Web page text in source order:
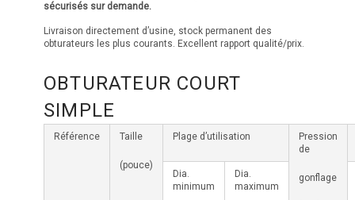
sécurisés sur demande.
Livraison directement d’usine, stock permanent des
obturateurs les plus courants. Excellent rapport qualité/prix.
OBTURATEUR COURT
SIMPLE
Référence Taille
(pouce)
Plage d’utilisation
Pression
de
gonflage
Dia.
minimum
Dia.
maximum